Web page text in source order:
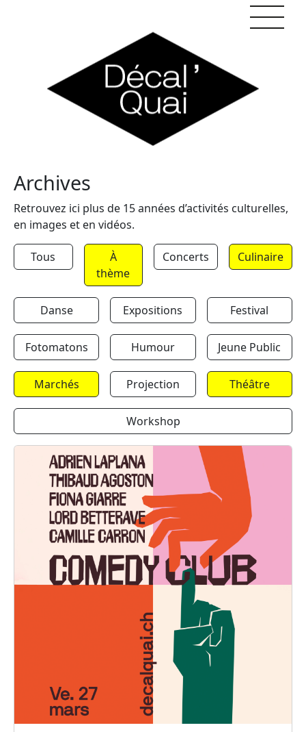
Archives
Retrouvez ici plus de 15 années d’activités culturelles,
en images et en vidéos.
Tous
À
thème
Concerts Culinaire
Danse Expositions Festival
Fotomatons Humour Jeune Public
Marchés Projection Théâtre
Workshop